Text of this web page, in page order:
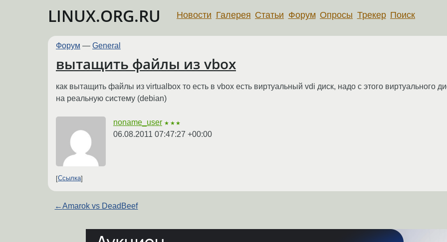
LINUX.ORG.RU Новости Галерея Статьи Форум Опросы Трекер Поиск
Форум — General
вытащить файлы из vbox
как вытащить файлы из virtualbox то есть в vbox есть виртуальный vdi диск, надо с этого виртуального
на реальную систему (debian)
noname_user ★★★
06.08.2011 07:47:27 +00:00
Ссылка
←Amarok vs DeadBeef